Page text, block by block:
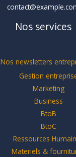
Nos services
Nos newsletters
Gestion
Marketing
Business
BtoB
BtoC
Ressources
Materiels &